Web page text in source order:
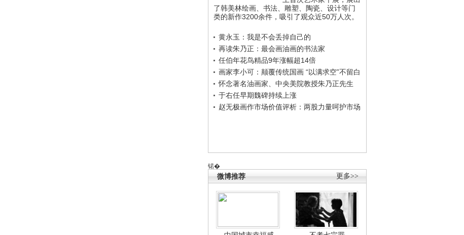
了韩美林绘画、书法、雕塑、陶瓷、设计等门
类的新作3200余件，吸引了观众近50万人次。
黄永玉：我是不会丢掉自己的
再读朱乃正：最会画油画的书法家
任伯年花鸟精品9年涨幅超14倍
画家李小可：颠覆传统国画 “以满求空”不留白
怀念著名油画家、中央美院教授朱乃正先生
于右任早期魏碑持续上涨
赵无极画作市场价值评析：两股力量呵护市场
锘�
更多>>
微博推荐